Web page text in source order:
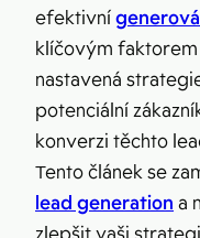
efektivní
klíčovým
nastavená
potenciální
konverzi těchto
Tento článek se
lead generation a